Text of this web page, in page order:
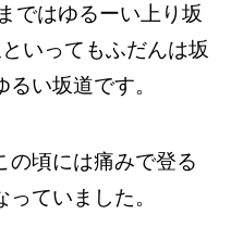
ではゆるーい上り坂
いってもふだんは坂
い坂道です。
の頃には痛みで登る
ていました。